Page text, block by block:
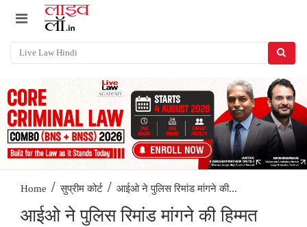
Home / सुप्रीम कोर्ट / आईओ ने पुलिस रिमांड मांगने की...
आईओ ने पुलिस रिमांड मांगने की हिम्मत